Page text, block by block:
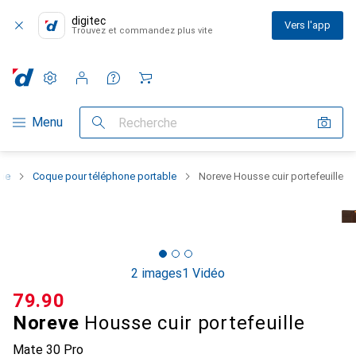
digitec
Trouvez et commandez plus vite Vers l'app
Navigation par catégorie
Menu Recherche
Paramètres
Compte client
Listes de comparaison
Listes d'envies
Panier
Coque pour téléphone portable Noreve Housse cuir portefeuille
2 images1 Vidéo
Noreve Housse cuir portefeuille
Mate 30 Pro
CHF
79.90